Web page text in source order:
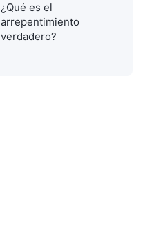
¿Qué es el
arrepentimiento
verdadero?